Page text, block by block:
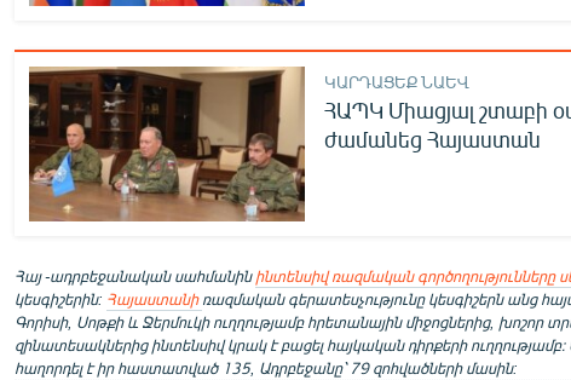
ԿԱՐԴԱՑԵՔ ՆԱԵՎ
ՀԱՊԿ Միացյալ շտաբի
ժամանեց Հայաստան
Հայ -ադրբեջանական սահմանինինտենսիվ ռազմական գործողությունները
կեսգիշերին: Հայաստանիռազմական գերատեսչությունը կեսգիշերն անց
Գորիսի, Սոթքի և Ջերմուկի ուղղությամբ հրետանային միջոցներից, խոշոր
զինատեսակներից ինտենսիվ կրակ է բացել հայկական դիրքերի
հաղորդել է իր հաստատված 135, Ադրբեջանը՝ 79 զոհվածների մասին: